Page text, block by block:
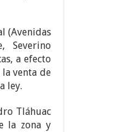
(Avenidas
Severino
a efecto
venta de
ley.
Tláhuac
la zona y